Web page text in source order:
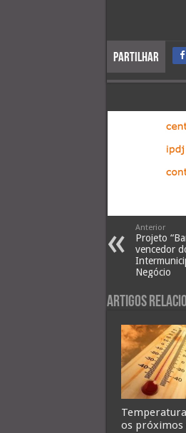
Partilhar
Anterior
Projeto
vencedor
Negócio
Artigos
os próximos